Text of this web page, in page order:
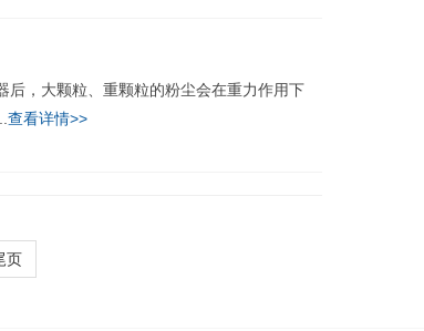
，大颗粒、重颗粒的粉尘会在重力作用下
查看详情>>
页